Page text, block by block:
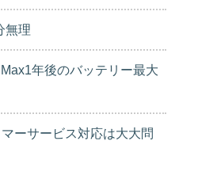
無理
年後のバッテリー最大
ーサービス対応は大大問